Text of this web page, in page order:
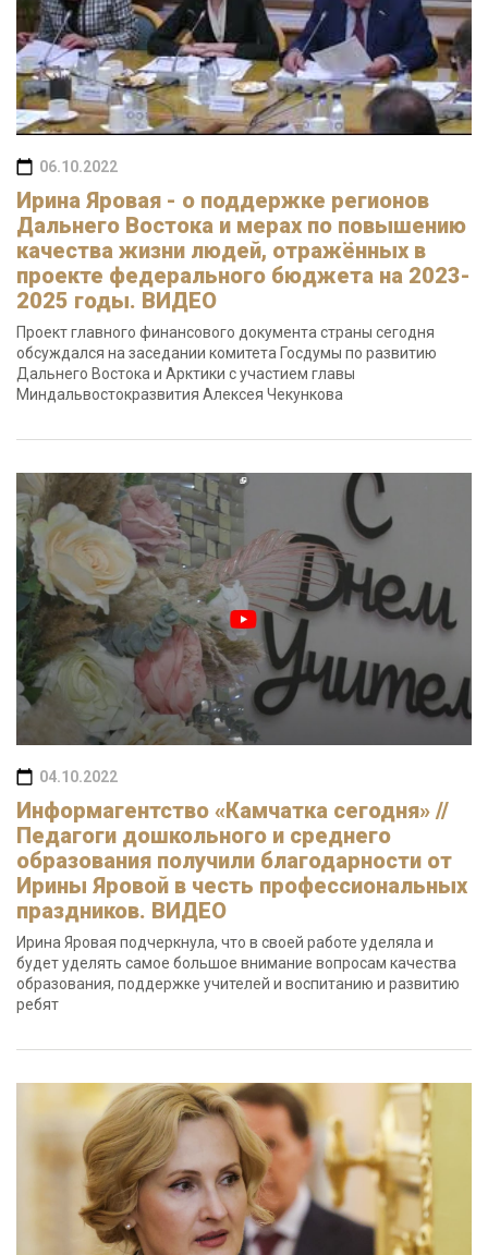
06.10.2022
Ирина Яровая - о поддержке регионов
Дальнего Востока и мерах по повышению
качества жизни людей, отражённых в
проекте федерального бюджета на 2023-
2025 годы. ВИДЕО
Проект главного финансового документа страны сегодня
обсуждался на заседании комитета Госдумы по развитию
Дальнего Востока и Арктики с участием главы
Миндальвостокразвития Алексея Чекункова
04.10.2022
Информагентство «Камчатка сегодня» //
Педагоги дошкольного и среднего
образования получили благодарности от
Ирины Яровой в честь профессиональных
праздников. ВИДЕО
Ирина Яровая подчеркнула, что в своей работе уделяла и
будет уделять самое большое внимание вопросам качества
образования, поддержке учителей и воспитанию и развитию
ребят